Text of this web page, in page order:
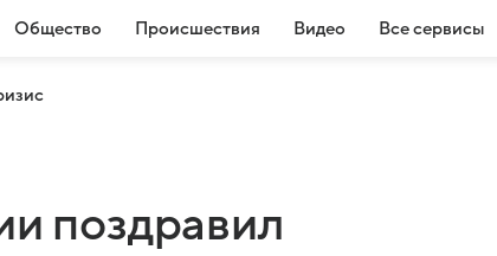
Общество Происшествия Видео Все сервисы
поздравил